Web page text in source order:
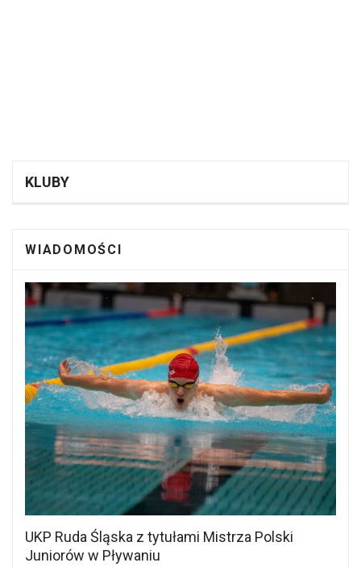
KLUBY
WIADOMOŚCI
UKP Ruda Śląska z tytułami Mistrza Polski
Juniorów w Pływaniu